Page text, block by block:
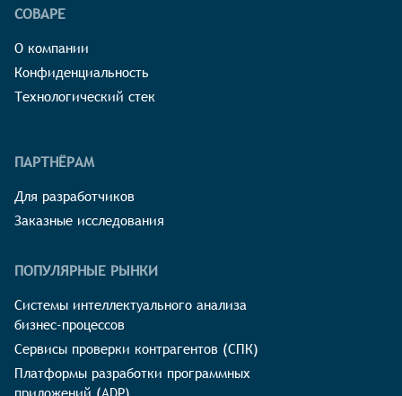
СОВАРЕ
О компании
Конфиденциальность
Технологический стек
ПАРТНЁРАМ
Для разработчиков
Заказные исследования
ПОПУЛЯРНЫЕ РЫНКИ
Системы интеллектуального анализа
бизнес-процессов
Сервисы проверки контрагентов (СПК)
Платформы разработки программных
приложений (ADP)